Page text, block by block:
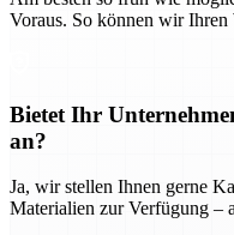
Voraus. So können wir
Bietet Ihr
an?
Ja, wir stellen Ihnen gerne
Materialien zur Verfügung –